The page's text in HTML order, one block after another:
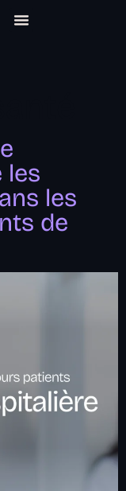
les
les
de